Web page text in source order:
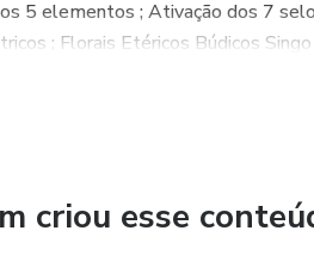
5 elementos ; Ativação dos 7
; Florais Etéricos Búdicos Singo ...
criou esse